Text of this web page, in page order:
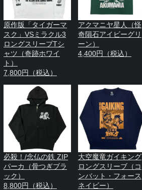
原作版「タイガーマ
スク」VSミラクル3
ロングスリーブTシ
ャツ（奇跡ホワイ
ト）
7,800円（税込）
アクマニヤ星人（怪
奇隕石アイビーグリ
ーン）
4,400円（税込）
必殺！/念仏の鉄 ZIP
パーカ（骨つぎブラ
ック）
8,800円（税込）
大空魔竜ガイキング
ロングスリーブ（コ
ンバット・フォース
ネイビー）